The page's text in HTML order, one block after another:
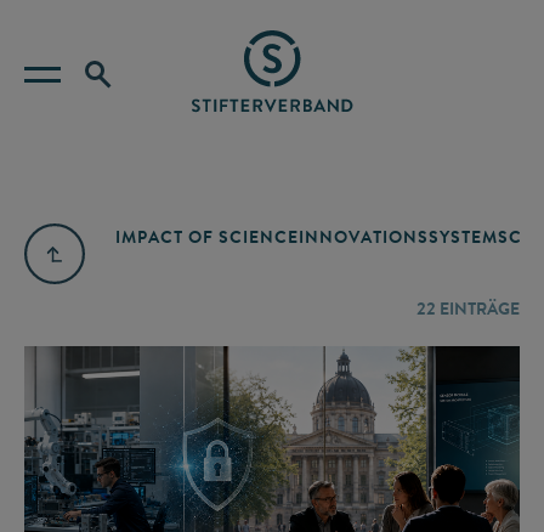
IMPACT OF SCIENCEINNOVATIONSSYSTEM
22 EINTRÄGE